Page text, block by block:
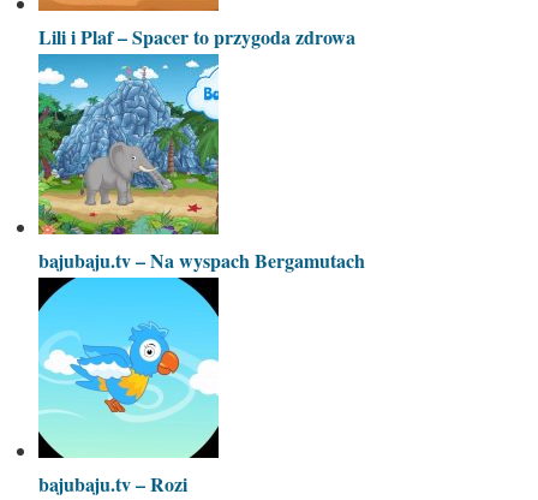
Lili i Plaf – Spacer to przygoda zdrowa
bajubaju.tv – Na wyspach Bergamutach
bajubaju.tv – Rozi